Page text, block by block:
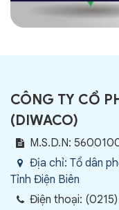
CÔNG TY CỔ
(DIWACO)
M.S.D.N:
Địa chỉ: Tổ dân
Tỉnh Điện Biên
Điện thoại: (0215)